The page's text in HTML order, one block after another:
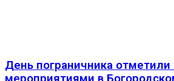
День пограничника